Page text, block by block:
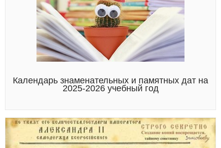
Календарь знаменательных и памятных дат на
2025-2026 учебный год